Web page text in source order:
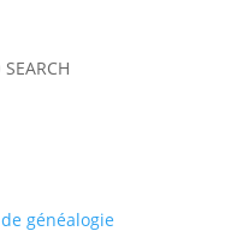
généalogie